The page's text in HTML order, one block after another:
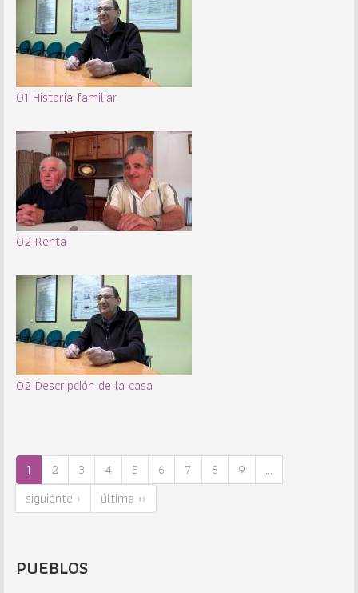
01 Historia familiar
02 Renta
02 Descripción de la casa
1 2 3 4 5 6 7 8 9
…
siguiente ›
última ››
PUEBLOS